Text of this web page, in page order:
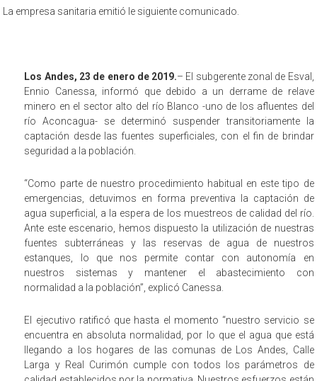
La empresa sanitaria emitió le siguiente comunicado.
Los Andes, 23 de enero de 2019.– El subgerente zonal de Esval,
Ennio Canessa, informó que debido a un derrame de relave
minero en el sector alto del río Blanco -uno de los afluentes del
río Aconcagua- se determinó suspender transitoriamente la
captación desde las fuentes superficiales, con el fin de brindar
seguridad a la población.
“Como parte de nuestro procedimiento habitual en este tipo de
emergencias, detuvimos en forma preventiva la captación de
agua superficial, a la espera de los muestreos de calidad del río.
Ante este escenario, hemos dispuesto la utilización de nuestras
fuentes subterráneas y las reservas de agua de nuestros
estanques, lo que nos permite contar con autonomía en
nuestros sistemas y mantener el abastecimiento con
normalidad a la población”, explicó Canessa.
El ejecutivo ratificó que hasta el momento “nuestro servicio se
encuentra en absoluta normalidad, por lo que el agua que está
llegando a los hogares de las comunas de Los Andes, Calle
Larga y Real Curimón cumple con todos los parámetros de